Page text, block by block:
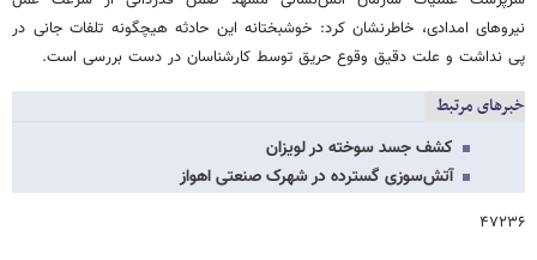
نیروهای امدادی، خاطرنشان کرد: خوشبختانه این حادثه هیچگونه تلفات جانی در
پی نداشت و علت دقیق وقوع حریق توسط کارشناسان در دست بررسی است.
خبرهای مرتبط
کشف جسد سوخته در لویزان
آتش‌سوزی گسترده در شهرک‌ صنعتی اهواز
۴۷۲۳۶